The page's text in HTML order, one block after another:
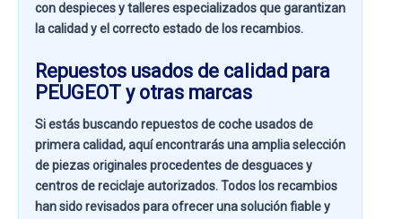
con despieces y talleres especializados que garantizan
la calidad y el correcto estado de los recambios.
Repuestos usados de calidad para
PEUGEOT y otras marcas
Si estás buscandorepuestos de coche usados de
primera calidad, aquí encontrarás una amplia selección
de piezas originales procedentes de desguaces y
centros de reciclaje autorizados. Todos los recambios
han sido revisados para ofrecer una solución fiable y